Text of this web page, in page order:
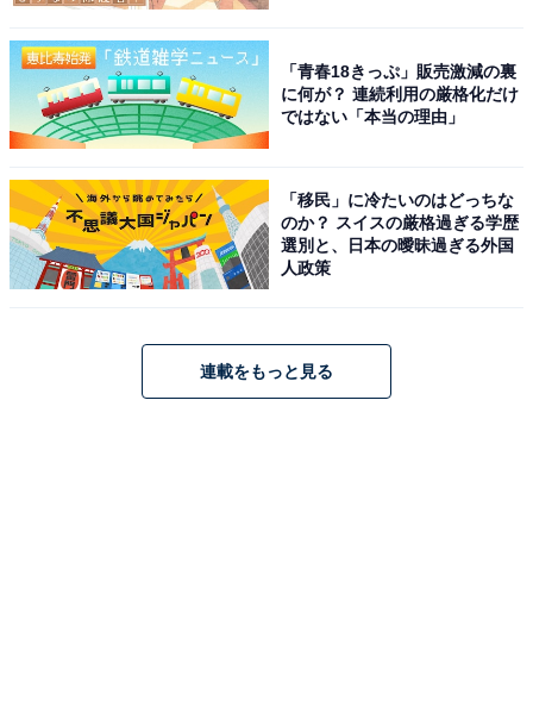
「青春18きっぷ」販売激減の裏
に何が？ 連続利用の厳格化だけ
ではない「本当の理由」
「移民」に冷たいのはどっちな
のか？ スイスの厳格過ぎる学歴
選別と、日本の曖昧過ぎる外国
人政策
連載をもっと見る